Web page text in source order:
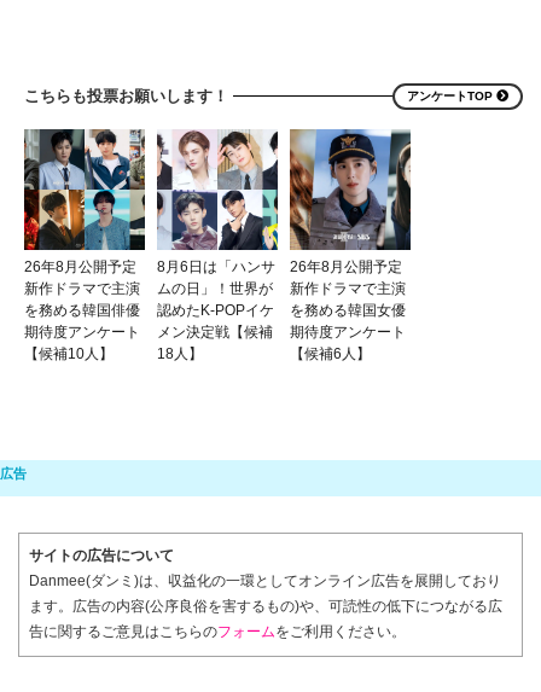
こちらも投票お願いします！ アンケートTOP
26年8月公開予定
新作ドラマで主演
を務める韓国俳優
期待度アンケート
【候補10人】
8月6日は「ハンサ
ムの日」！世界が
認めたK-POPイケ
メン決定戦【候補
18人】
26年8月公開予定
新作ドラマで主演
を務める韓国女優
期待度アンケート
【候補6人】
サイトの広告について
Danmee(ダンミ)は、収益化の一環としてオンライン広告を展開しており
ます。広告の内容(公序良俗を害するもの)や、可読性の低下につながる広
告に関するご意見はこちらのフォームをご利用ください。